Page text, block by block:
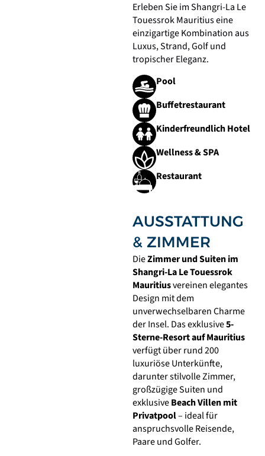
Erleben Sie im Shangri-La Le
Touessrok Mauritius eine
einzigartige Kombination aus
Luxus, Strand, Golf und
tropischer Eleganz.
Pool
Buffetrestaurant
Kinderfreundlich Hotel
Wellness & SPA
Restaurant
AUSSTATTUNG
& ZIMMER
DieZimmer und Suiten im
Shangri-La Le Touessrok
Mauritiusvereinen elegantes
Design mit dem
unverwechselbaren Charme
der Insel. Das exklusive5-
Sterne-Resort auf Mauritius
verfügt über rund 200
luxuriöse Unterkünfte,
darunter stilvolle Zimmer,
großzügige Suiten und
exklusiveBeach Villen mit
Privatpool– ideal für
anspruchsvolle Reisende,
Paare und Golfer.